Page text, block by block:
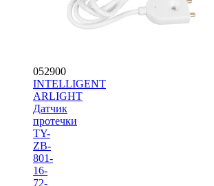
052900
INTELLIGENT
ARLIGHT
Датчик
протечки
TY-
ZB-
801-
16-
72-